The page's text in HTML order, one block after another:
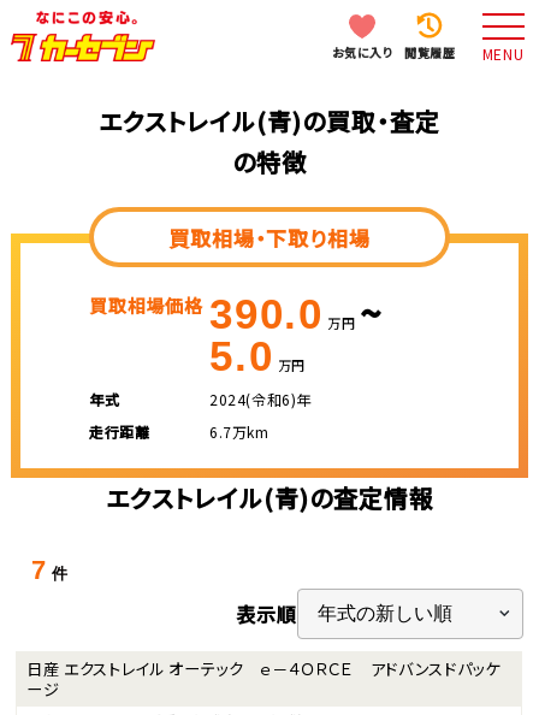
お気に入り 閲覧履歴 MENU
エクストレイル(青)の買取・査定
の特徴
買取相場・下取り相場
買取相場価格 390.0 万円 ~
5.0 万円
年式
2024(令和6)年
走行距離
6.7万km
エクストレイル(青)の査定情報
7 件
表示順
日産 エクストレイル オーテック ｅ－４ＯＲＣＥ アドバンスドパッケ
ージ